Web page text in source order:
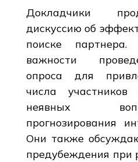
Докладчики
дискуссию об
поиске
важности
опроса для
числа участников
неявных
прогнозирования
Они также
предубеждения при